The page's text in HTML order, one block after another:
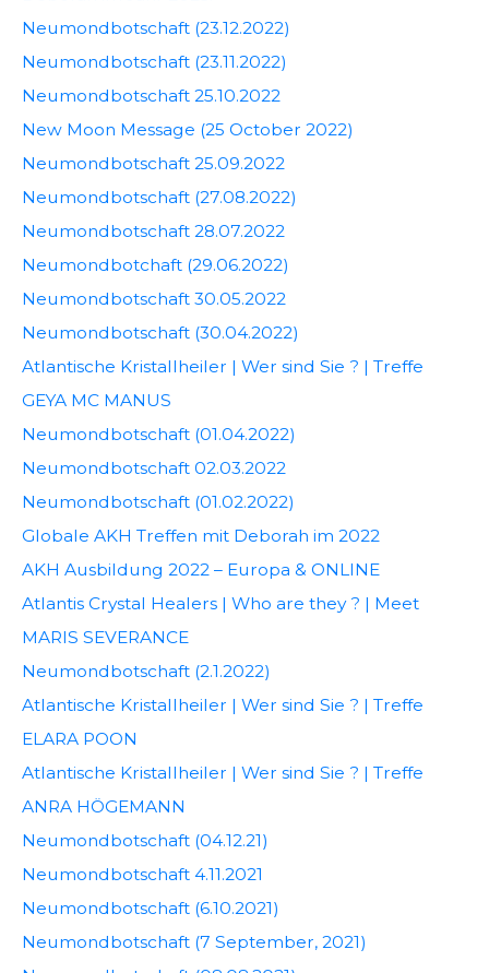
Neumondbotschaft (23.12.2022)
Neumondbotschaft (23.11.2022)
Neumondbotschaft 25.10.2022
New Moon Message (25 October 2022)
Neumondbotschaft 25.09.2022
Neumondbotschaft (27.08.2022)
Neumondbotschaft 28.07.2022
Neumondbotchaft (29.06.2022)
Neumondbotschaft 30.05.2022
Neumondbotschaft (30.04.2022)
Atlantische Kristallheiler | Wer sind Sie ? | Treffe
GEYA MC MANUS
Neumondbotschaft (01.04.2022)
Neumondbotschaft 02.03.2022
Neumondbotschaft (01.02.2022)
Globale AKH Treffen mit Deborah im 2022
AKH Ausbildung 2022 – Europa & ONLINE
Atlantis Crystal Healers | Who are they ? | Meet
MARIS SEVERANCE
Neumondbotschaft (2.1.2022)
Atlantische Kristallheiler | Wer sind Sie ? | Treffe
ELARA POON
Atlantische Kristallheiler | Wer sind Sie ? | Treffe
ANRA HÖGEMANN
Neumondbotschaft (04.12.21)
Neumondbotschaft 4.11.2021
Neumondbotschaft (6.10.2021)
Neumondbotschaft (7 September, 2021)